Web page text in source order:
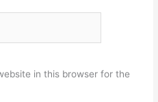
in this browser for the